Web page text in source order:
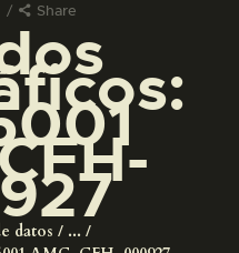
Share
datos
...
VISITA